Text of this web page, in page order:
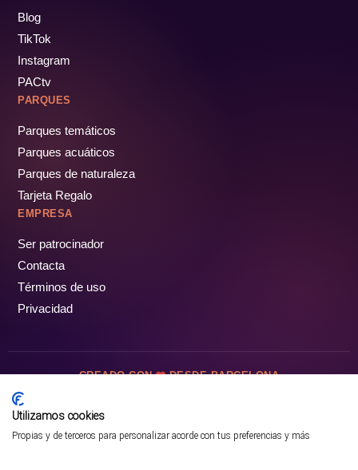
Blog
TikTok
Instagram
PACtv
PARQUES
Parques temáticos
Parques acuáticos
Parques de naturaleza
Tarjeta Regalo
EMPRESA
Ser patrocinador
Contacta
Términos de uso
Privacidad
CREADO CON DESDE BARCELONA
Utilizamos cookies
Propias y de terceros para personalizar acorde con tus preferencias y más